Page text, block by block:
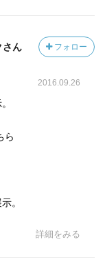
さん フォロー
2016.09.26
ら
。
詳細をみる